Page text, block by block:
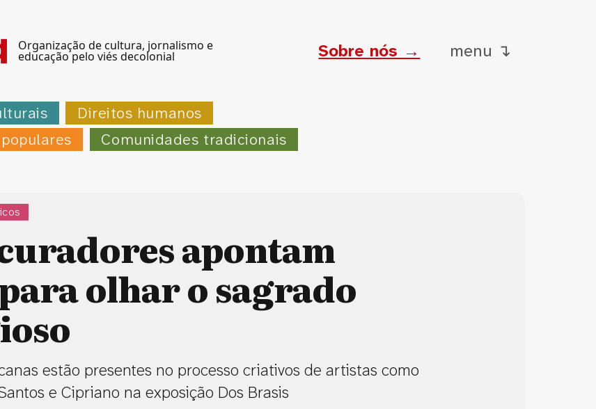
Organização de cultura, jornalismo e
educação pelo viés decolonial Sobre nós → menu ↴
Direitos humanos
Comunidades tradicionais
apontam
olhar o sagrado
estão presentes no processo criativos de artistas como
e Cipriano na exposição Dos Brasis